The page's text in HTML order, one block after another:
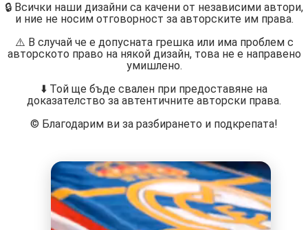
🔒 Всички наши дизайни са качени от независими автори,
и ние не носим отговорност за авторските им права.
⚠️ В случай че е допусната грешка или има проблем с
авторското право на някой дизайн, това не е направено
умишлено.
⬇️ Той ще бъде свален при предоставяне на
доказателство за автентичните авторски права.
©️ Благодарим ви за разбирането и подкрепата!